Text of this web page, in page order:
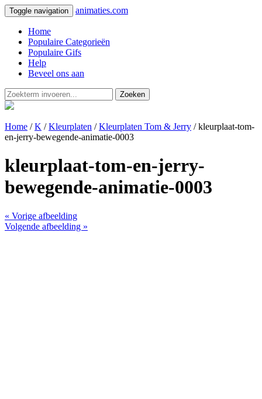
Toggle navigation animaties.com
Home
Populaire Categorieën
Populaire Gifs
Help
Beveel ons aan
Zoeken
Home /K /Kleurplaten /Kleurplaten Tom & Jerry / kleurplaat-tom-
en-jerry-bewegende-animatie-0003
kleurplaat-tom-en-jerry-
bewegende-animatie-0003
« Vorige afbeelding
Volgende afbeelding »